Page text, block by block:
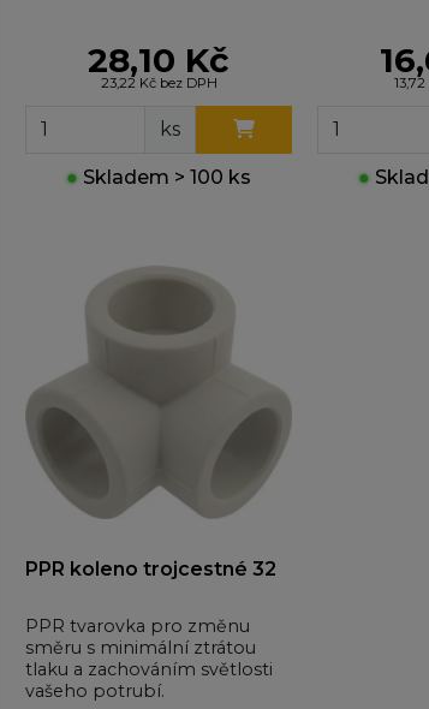
28,10 Kč
23,22 Kč bez DPH
ks
● Skladem > 100 ks ●
PPR koleno trojcestné 32
PPR tvarovka pro změnu
směru s minimální ztrátou
tlaku a zachováním světlosti
vašeho potrubí.